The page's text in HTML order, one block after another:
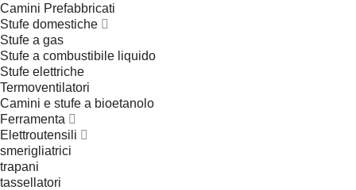
Camini Prefabbricati
Stufe domestiche
Stufe a gas
Stufe a combustibile liquido
Stufe elettriche
Termoventilatori
Camini e stufe a bioetanolo
Ferramenta
Elettroutensili
smerigliatrici
trapani
tassellatori